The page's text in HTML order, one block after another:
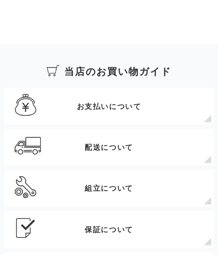
当店のお買い物ガイド
お支払いについて
配送について
組立について
保証について